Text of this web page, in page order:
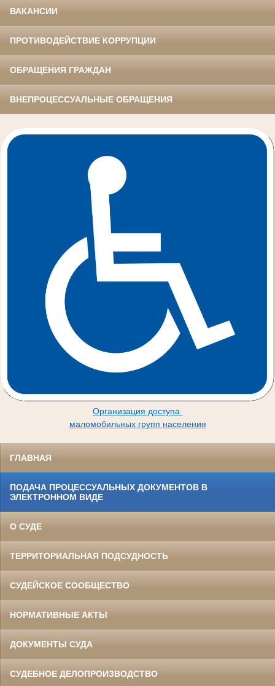
ВАКАНСИИ
ПРОТИВОДЕЙСТВИЕ КОРРУПЦИИ
ОБРАЩЕНИЯ ГРАЖДАН
ВНЕПРОЦЕССУАЛЬНЫЕ ОБРАЩЕНИЯ
Организация доступа
маломобильных групп населения
ГЛАВНАЯ
ПОДАЧА ПРОЦЕССУАЛЬНЫХ ДОКУМЕНТОВ В
ЭЛЕКТРОННОМ ВИДЕ
О СУДЕ
ТЕРРИТОРИАЛЬНАЯ ПОДСУДНОСТЬ
СУДЕЙСКОЕ СООБЩЕСТВО
НОРМАТИВНЫЕ АКТЫ
ДОКУМЕНТЫ СУДА
СУДЕБНОЕ ДЕЛОПРОИЗВОДСТВО